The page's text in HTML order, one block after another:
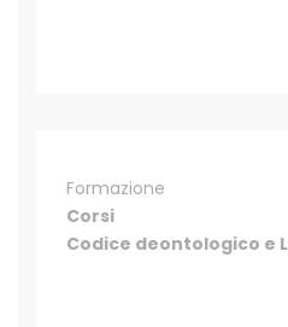
Formazione
Corsi
Codice deontologico e